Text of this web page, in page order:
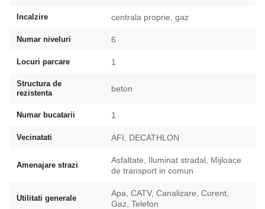
Incalzire centrala proprie, gaz
Numar niveluri 6
Locuri parcare 1
Structura de
rezistenta
beton
Numar bucatarii 1
Vecinatati AFI, DECATHLON
Amenajare strazi
Asfaltate, Iluminat stradal, Mijloace
de transport in comun
Utilitati generale
Apa, CATV, Canalizare, Curent,
Gaz, Telefon